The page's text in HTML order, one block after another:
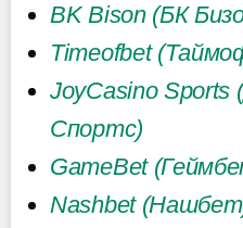
BK Bison (БК
Timeofbet
JoyCasino Sports
Спортс)
GameBet
Nashbet